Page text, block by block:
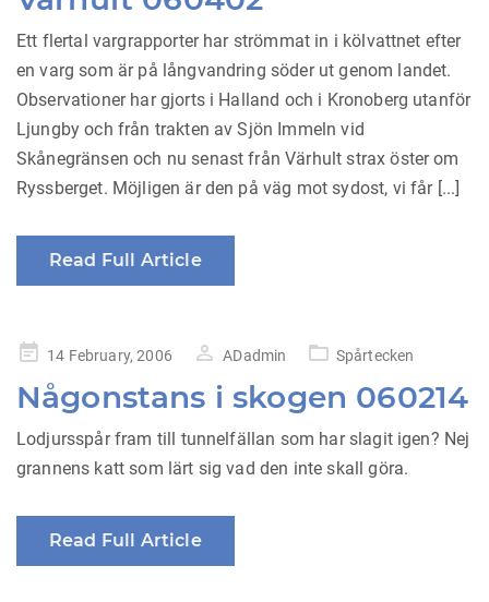
Ett flertal vargrapporter har strömmat in i kölvattnet efter
en varg som är på långvandring söder ut genom landet.
Observationer har gjorts i Halland och i Kronoberg utanför
Ljungby och från trakten av Sjön Immeln vid
Skånegränsen och nu senast från Värhult strax öster om
Ryssberget. Möjligen är den på väg mot sydost, vi får [...]
Read Full Article
Posted14 February, 2006 ADadmin Spårtecken
Någonstans i skogen 060214
Lodjursspår fram till tunnelfällan som har slagit igen? Nej
grannens katt som lärt sig vad den inte skall göra.
Read Full Article